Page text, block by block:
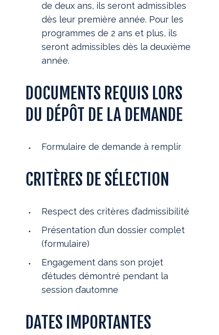
de deux ans, ils seront admissibles
dès leur première année. Pour les
programmes de 2 ans et plus, ils
seront admissibles dès la deuxième
année.
DOCUMENTS REQUIS LORS
DU DÉPÔT DE LA DEMANDE
Formulaire de demande à remplir
CRITÈRES DE SÉLECTION
Respect des critères d’admissibilité
Présentation d’un dossier complet
(formulaire)
Engagement dans son projet
d’études démontré pendant la
session d’automne
DATES IMPORTANTES